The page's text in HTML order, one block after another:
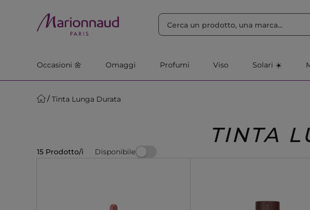
Occasioni 🌼 Omaggi Profumi Viso Solari ☀️
Tinta Lunga Durata
TINTA
15 Prodotto/i Disponibile